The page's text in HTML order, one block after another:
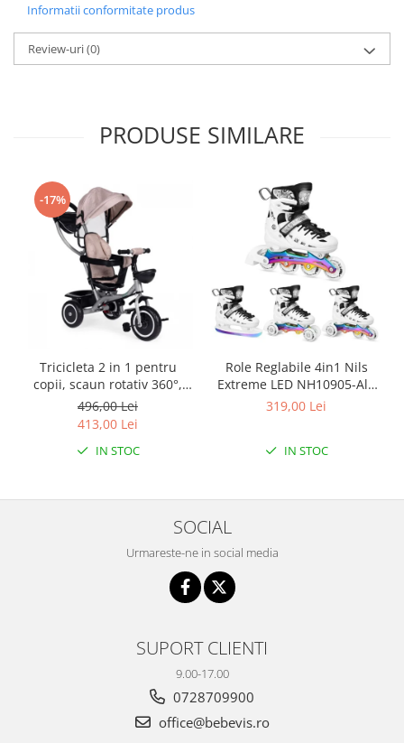
Informatii conformitate produs
Review-uri(0)
PRODUSE SIMILARE
-17%
Tricicleta 2 in 1 pentru
copii, scaun rotativ 360°,
roti din spuma EVA, Ecotoys
WQL-066-52
496,00 Lei
413,00 Lei
IN STOC
Role Reglabile 4in1 Nils
Extreme LED NH10905-Alb
curcubeu
319,00 Lei
IN STOC
SOCIAL
Urmareste-ne in social media
SUPORT CLIENTI
9.00-17.00
0728709900
office@bebevis.ro